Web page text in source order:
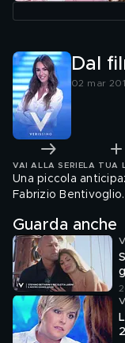
Dal
02 mar
VAI ALLA SERIE LA TUA
Una piccola
Fabrizio Bentivoglio.
Guarda anche